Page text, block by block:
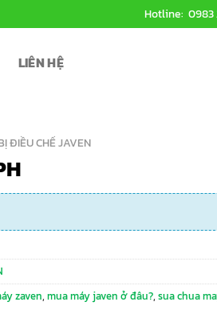
Hotline: 0983
LIÊN HỆ
ĐIỀU CHẾ JAVEN
zaven,mua máy javen ở đâu?,sua chua